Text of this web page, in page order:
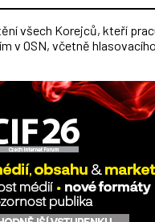
všech Korejců, kteří
v OSN, včetně